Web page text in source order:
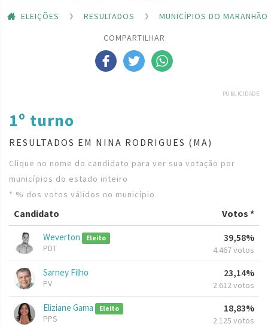
ELEIÇÕES RESULTADOS
MUNICÍPIOS DO MARANHÃO
COMPARTILHAR
PUBLICIDADE
1º turno
RESULTADOS EM NINA RODRIGUES (MA)
Clique no nome do candidato para ver sua votação por
municípios do estado inteiro
* % dos votos válidos no município
Candidato Votos *
Weverton Eleito
PDT
39,58%
4.467 votos
Sarney Filho
PV
23,14%
2.612 votos
Eliziane Gama Eleito
PPS
18,83%
2.125 votos